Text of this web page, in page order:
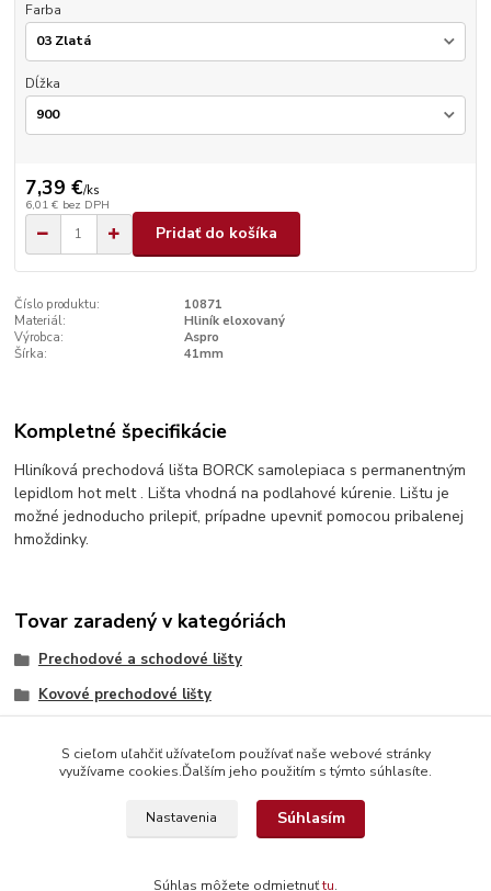
Farba
Dĺžka
7,39 €/ks
6,01 € bez DPH
Pridať do košíka
Číslo produktu:
10871
Materiál:
Hliník eloxovaný
Výrobca:
Aspro
Šírka:
41mm
Kompletné špecifikácie
Hliníková prechodová lišta BORCK samolepiaca s permanentným
lepidlom hot melt . Lišta vhodná na podlahové kúrenie. Lištu je
možné jednoducho prilepiť, prípadne upevniť pomocou pribalenej
hmoždinky.
Tovar zaradený v kategóriách
Prechodové a schodové lišty
Kovové prechodové lišty
© Copyright 2026 www.interdekor.sk, všetky práva vyhradené
S cieľom uľahčiť užívateľom používať naše webové stránky
využívame cookies.Ďalším jeho použitím s týmto súhlasíte.
Nastavenia Súhlasím
Súhlas môžete odmietnuťtu.